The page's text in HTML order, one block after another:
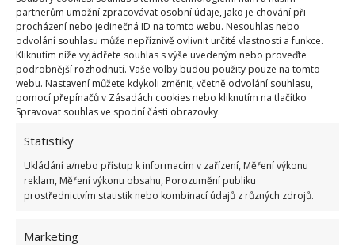
partnerům umožní zpracovávat osobní údaje, jako je chování při
procházení nebo jedinečná ID na tomto webu. Nesouhlas nebo
odvolání souhlasu může nepříznivě ovlivnit určité vlastnosti a funkce.
Kliknutím níže vyjádřete souhlas s výše uvedeným nebo proveďte
podrobnější rozhodnutí. Vaše volby budou použity pouze na tomto
webu. Nastavení můžete kdykoli změnit, včetně odvolání souhlasu,
pomocí přepínačů v Zásadách cookies nebo kliknutím na tlačítko
Spravovat souhlas ve spodní části obrazovky.
Statistiky
Ukládání a/nebo přístup k informacím v zařízení, Měření výkonu
reklam, Měření výkonu obsahu, Porozumění publiku
prostřednictvím statistik nebo kombinací údajů z různých zdrojů.
Marketing
Fotografie: Freepik
Čištění lakovaných skříněk
Pokud máte v kuchyni leštěné skříňky, musíte si
velikou výhodou je to, že velmi dobře vypadají, ale
na druhou stranu je na nich vidět každý otisk prstu